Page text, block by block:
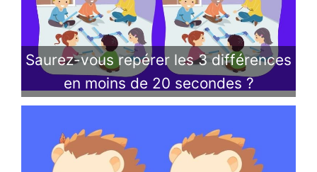
Saurez-vous repérer les 3 différences
en moins de 20 secondes ?